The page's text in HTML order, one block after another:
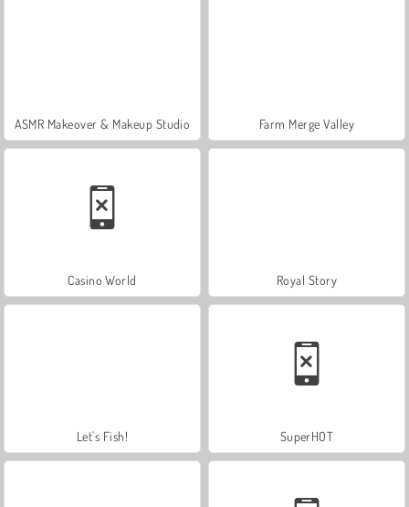
ASMR Makeover & Makeup Studio Farm Merge Valley
Casino World Royal Story
Let's Fish! SuperHOT